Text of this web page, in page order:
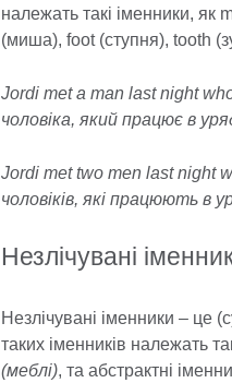
належать такі іменники, як
(миша), foot (ступня), tooth
Jordi met a man last night
чоловіка, який працює в
Jordi met two men last night
чоловіків, які працюють в
Незлічувані
Незлічувані іменники – це
таких іменників належать
(меблі), та абстрактні